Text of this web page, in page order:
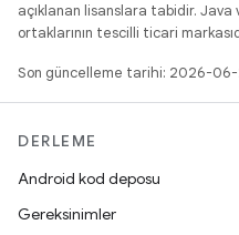
açıklanan lisanslara tabidir.
ortaklarının tescilli ticari
Son güncelleme tarihi: 2026-06-
DERLEME
Android kod deposu
Gereksinimler